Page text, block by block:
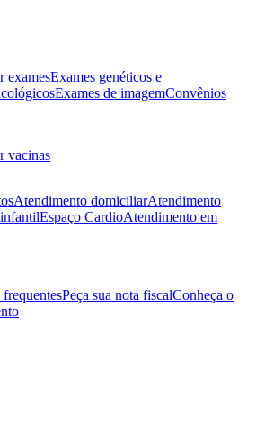
examesExames genéticos e
Exames de imagemConvênios
vacinas
Atendimento domiciliarAtendimento
Espaço CardioAtendimento em
frequentesPeça sua nota fiscalConheça o